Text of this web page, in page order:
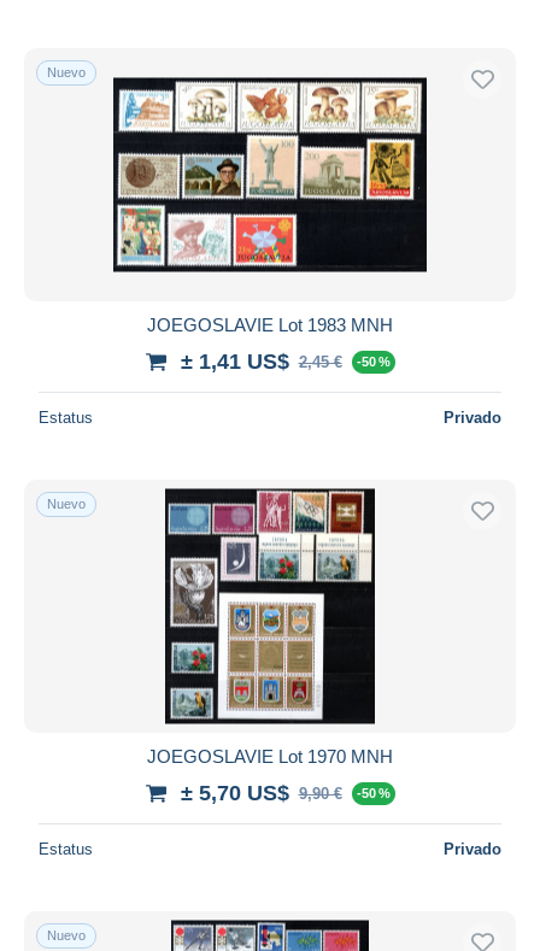
Nuevo
JOEGOSLAVIE Lot 1983 MNH
± 1,41 US$ 2,45 € -50 %
Estatus Privado
Nuevo
JOEGOSLAVIE Lot 1970 MNH
± 5,70 US$ 9,90 € -50 %
Estatus Privado
Nuevo